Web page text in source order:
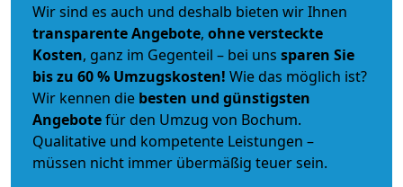
Wir sind es auch und deshalb bieten wir Ihnen
transparente Angebote, ohne versteckte
Kosten, ganz im Gegenteil – bei uns sparen Sie
bis zu 60 % Umzugskosten! Wie das möglich ist?
Wir kennen die besten und günstigsten
Angebotefür den Umzug von Bochum.
Qualitative und kompetente Leistungen –
müssen nicht immer übermäßig teuer sein.